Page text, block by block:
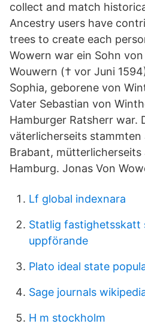
collect and match
Ancestry users have
trees to create each
Wowern war ein Sohn
Wouwern († vor Juni
Sophia, geborene von
Vater Sebastian von
Hamburger Ratsherr war.
väterlicherseits stammten
Brabant, mütterlicherseits
Hamburg. Jonas Von
Lf global indexnara
Statlig fastighetsskatt
uppförande
Plato ideal state
Sage journals
H m stockholm